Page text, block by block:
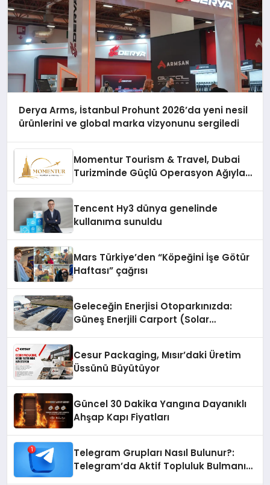
Derya Arms, İstanbul Prohunt 2026’da yeni nesil
ürünlerini ve global marka vizyonunu sergiledi
Momentur Tourism & Travel, Dubai
Turizminde Güçlü Operasyon Ağıyla
Tencent Hy3 dünya genelinde
kullanıma sunuldu
Mars Türkiye’den “Köpeğini İşe Götür
Haftası” çağrısı
Geleceğin Enerjisi Otoparkınızda:
Güneş Enerjili Carport (Solar
Cesur Packaging, Mısır’daki Üretim
Üssünü Büyütüyor
Güncel 30 Dakika Yangına Dayanıklı
Ahşap Kapı Fiyatları
Telegram Grupları Nasıl Bulunur?:
Telegram’da Aktif Topluluk Bulmanın